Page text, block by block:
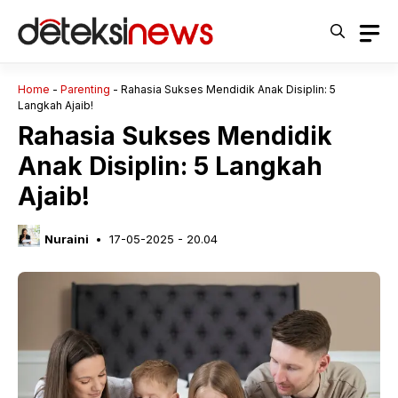
Home - Parenting - Rahasia Sukses Mendidik Anak Disiplin: 5
Langkah Ajaib!
Rahasia Sukses Mendidik
Anak Disiplin: 5 Langkah
Ajaib!
Nuraini 17-05-2025 - 20.04